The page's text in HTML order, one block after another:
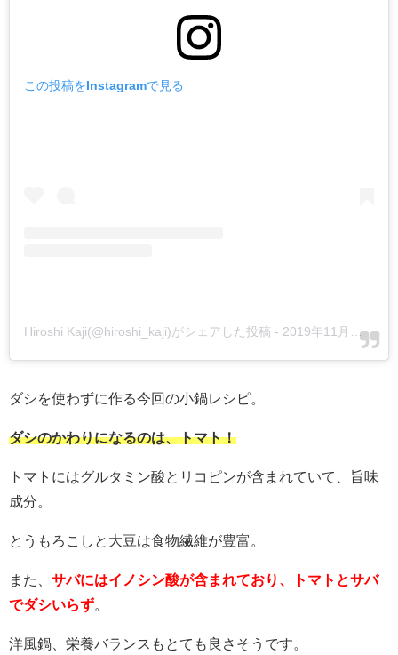
この投稿をInstagramで見る
Hiroshi Kaji(@hiroshi_kaji)がシェアした投稿 - 2019年11月月20日午後5時40分PST
ダシを使わずに作る今回の小鍋レシピ。
ダシのかわりになるのは、トマト！
トマトにはグルタミン酸とリコピンが含まれていて、旨味
成分。
とうもろこしと大豆は食物繊維が豊富。
また、 サバにはイノシン酸が含まれており、トマトとサバ
でダシいらず
洋風鍋、栄養バランスもとても良さそうです。